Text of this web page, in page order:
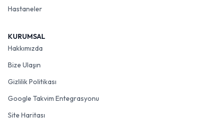
Hastaneler
KURUMSAL
Hakkımızda
Bize Ulaşın
Gizlilik Politikası
Google Takvim Entegrasyonu
Site Haritası